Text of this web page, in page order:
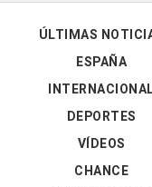
ÚLTIMAS
ESPAÑA
DEPORTES
VÍDEOS
CHANCE